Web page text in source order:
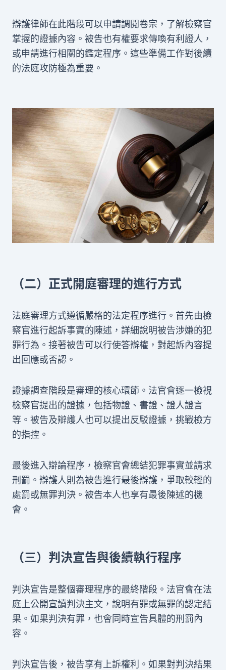
辯護律師在此階段可以申請調閱卷宗，了解檢察官
掌握的證據內容。被告也有權要求傳喚有利證人，
或申請進行相關的鑑定程序。這些準備工作對後續
的法庭攻防極為重要。
（二）正式開庭審理的進行方式
法庭審理方式遵循嚴格的法定程序進行。首先由檢
察官進行起訴事實的陳述，詳細說明被告涉嫌的犯
罪行為。接著被告可以行使答辯權，對起訴內容提
出回應或否認。
證據調查階段是審理的核心環節。法官會逐一檢視
檢察官提出的證據，包括物證、書證、證人證言
等。被告及辯護人也可以提出反駁證據，挑戰檢方
的指控。
最後進入辯論程序，檢察官會總結犯罪事實並請求
刑罰。辯護人則為被告進行最後辯護，爭取較輕的
處罰或無罪判決。被告本人也享有最後陳述的機
會。
（三）判決宣告與後續執行程序
判決宣告是整個審理程序的最終階段。法官會在法
庭上公開宣讀判決主文，說明有罪或無罪的認定結
果。如果判決有罪，也會同時宣告具體的刑罰內
容。
判決宣告後，被告享有上訴權利。如果對判決結果